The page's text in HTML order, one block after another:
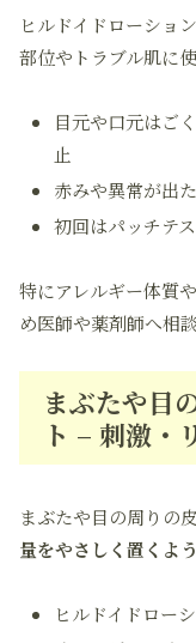
ヒルドイドローショ
部位やトラブル肌に
目元や口元はご
止
赤みや異常が出
初回はパッチテ
特にアレルギー体質
め医師や薬剤師へ相
まぶたや目
ト – 刺激・
まぶたや目の周りの
量をやさしく置くよ
ヒルドイドロー